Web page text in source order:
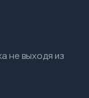
не выходя из